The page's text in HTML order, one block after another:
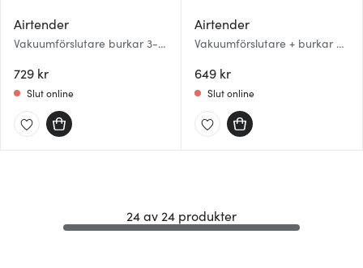
Airtender
Vakuumförslutare burkar 3-
729 kr
Slut online
Airtender
Vakuumförslutare + burkar 3-
649 kr
Slut online
24 av 24 produkter